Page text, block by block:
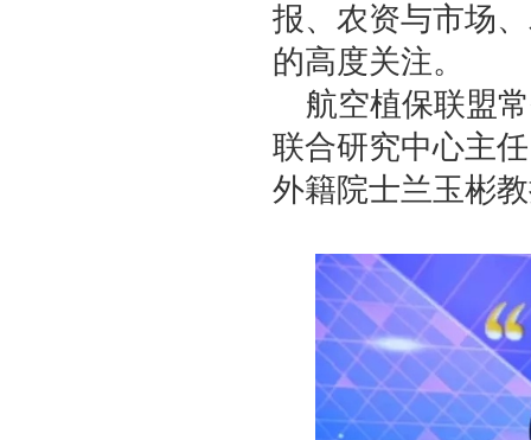
报、农资与市场
的高度关注。
航空植保联盟
联合研究中心主
外籍院士兰玉彬